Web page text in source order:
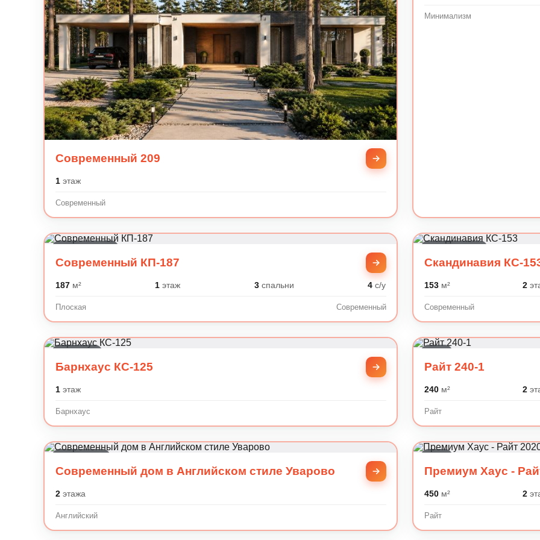
Современный 209
1этаж
Современный
Минимализм
Современный КП-187
187м² 1 этаж 3спальни 4 с/у
Плоская Современный
Скандинавия КС-
153м² 2
Современный
Барнхаус КС-125
1этаж
Барнхаус
Райт 240-1
240м² 2
Райт
Современный дом в Английском стиле Уварово
2этажа
Английский
Премиум Хаус -
450м² 2
Райт